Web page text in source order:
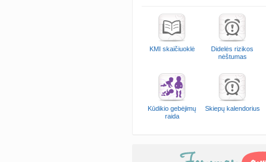
KMI skaičiuoklė
Didelės rizikos
nėštumas
Kūdikio gebėjimų
raida
Skiepų kalendorius